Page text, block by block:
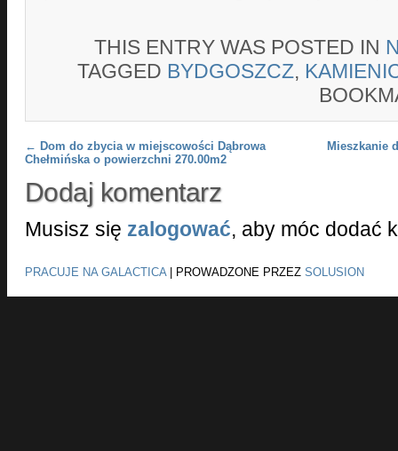
THIS ENTRY WAS POSTED IN
TAGGED BYDGOSZCZ,
Post navigation
← Dom do zbycia w miejscowości Dąbrowa
Chełmińska o powierzchni 270.00m2
Mieszkanie
Dodaj komentarz
Musisz się zalogować, aby móc dodać
PRACUJE NA GALACTICA| PROWADZONE PRZEZ SOLUSION